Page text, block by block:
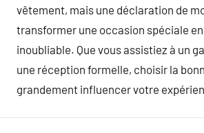
vêtement, mais une déclaration de
transformer une occasion spéciale
inoubliable. Que vous assistiez à un
une réception formelle, choisir la
grandement influencer votre